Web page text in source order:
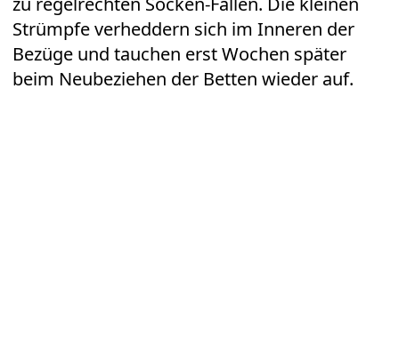
Strümpfe verheddern sich im Inneren der
Bezüge und tauchen erst Wochen später
beim Neubeziehen der Betten wieder auf.